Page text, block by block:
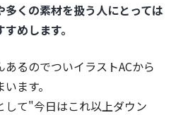
くの素材を扱う人にとっては
めします。
るのでついイラストACから
ます。
して"今日はこれ以上ダウン